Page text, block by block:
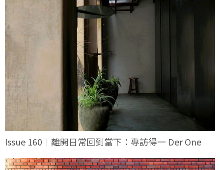
Issue 160｜離開日常回到當下：專訪得一 Der One